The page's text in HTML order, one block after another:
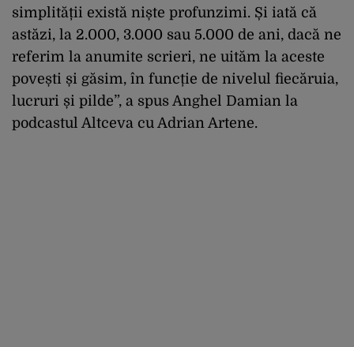
simplității există niște profunzimi. Și iată că
astăzi, la 2.000, 3.000 sau 5.000 de ani, dacă ne
referim la anumite scrieri, ne uităm la aceste
povești și găsim, în funcție de nivelul fiecăruia,
lucruri și pilde”, a spus Anghel Damian la
podcastul Altceva cu Adrian Artene.